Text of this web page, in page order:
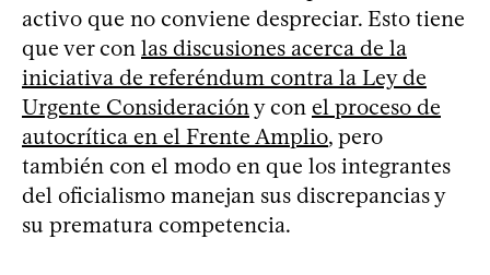
activo que no conviene despreciar. Esto tiene
que ver con las discusiones acerca de la
iniciativa de referéndum contra la Ley de
Urgente Consideracióny con el proceso de
autocrítica en el Frente Amplio, pero
también con el modo en que los integrantes
del oficialismo manejan sus discrepancias y
su prematura competencia.